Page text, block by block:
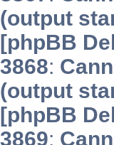
(output
[phpBB
3868:
(output
[phpBB
3869: